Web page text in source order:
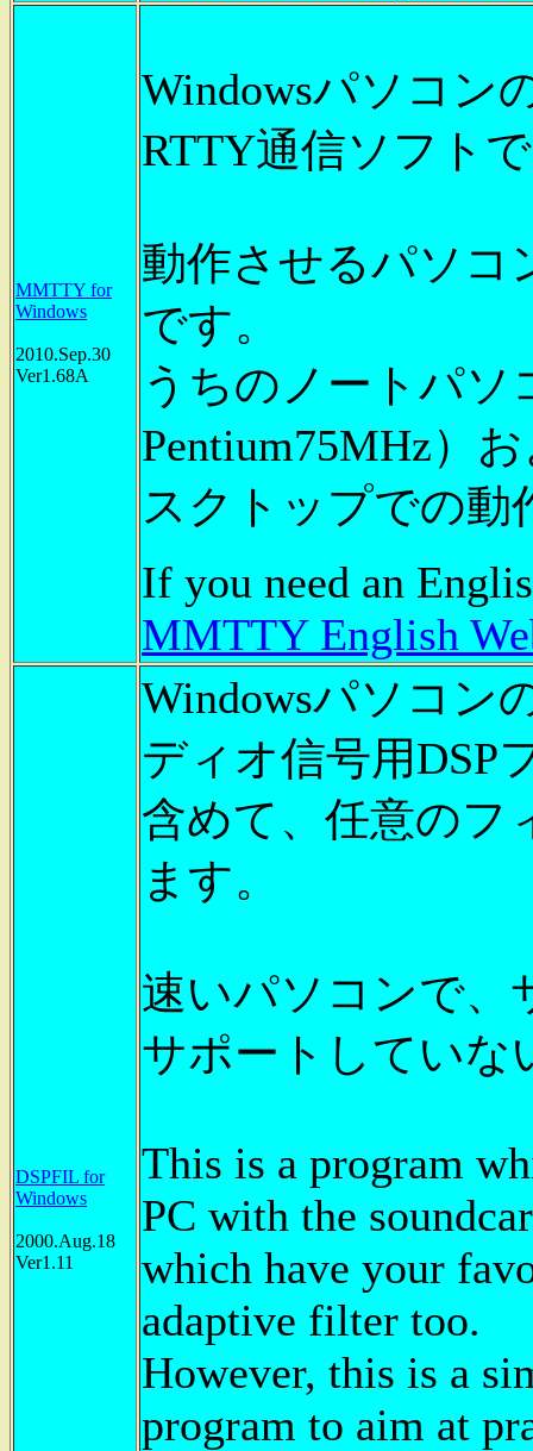
MMTTY for
Windows
2010.Sep.30
Ver1.68A
Windowsパソコン
RTTY通信ソフト
動作させるパソコ
です。
うちのノートパソ
Pentium75MHz）
スクトップでの動
If you need an
MMTTY English
DSPFIL for
Windows
2000.Aug.18
Ver1.11
Windowsパソコン
ディオ信号用DSP
含めて、任意のフ
ます。
速いパソコンで、
サポートしていな
This is a program
PC with the
which have your
adaptive filter too.
However, this is a
program to aim at